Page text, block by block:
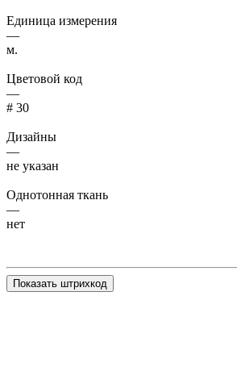
Единица измерения
—
м.
Цветовой код
—
# 30
Дизайны
—
не указан
Однотонная ткань
—
нет
Показать штрихкод